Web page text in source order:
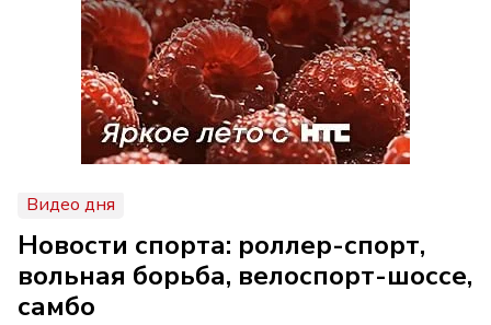
Видео дня
Новости спорта: роллер-спорт,
вольная борьба, велоспорт-шоссе,
самбо